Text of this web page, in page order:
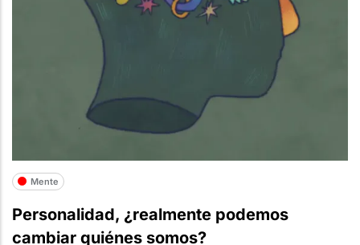
Mente
Personalidad, ¿realmente podemos
cambiar quiénes somos?